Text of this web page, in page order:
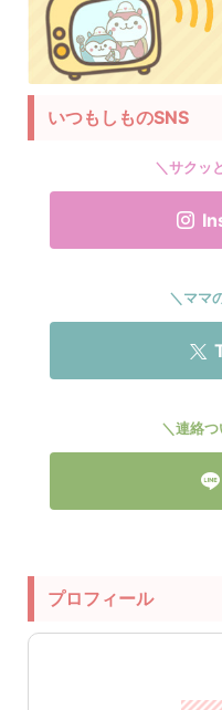
いつもしものSNS
＼サクッ
＼ママ
＼連絡
プロフィール